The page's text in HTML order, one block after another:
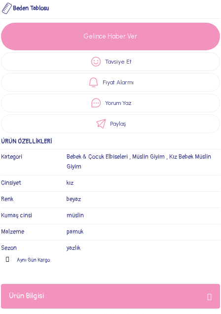
Beden Tablosu
Gelince Haber Ver
Tavsiye Et
Fiyat Alarmı
Yorum Yaz
Paylaş
ÜRÜN ÖZELLİKLERİ
Kategori Bebek & Çocuk Elbiseleri , Müslin Giyim ,Kız Bebek Müslin
Giyim
Cinsiyet kız
Renk beyaz
Kumaş cinsi müslin
Malzeme pamuk
Sezon yazlık
Aynı Gün Kargo
Ürün Bilgisi